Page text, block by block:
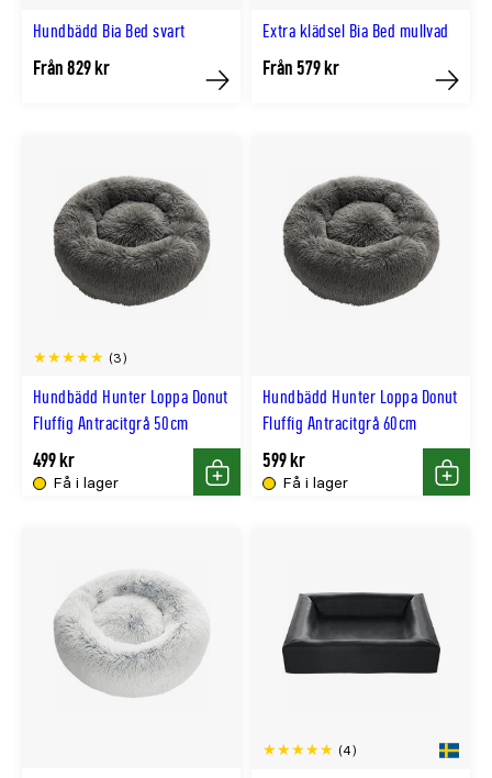
Hundbädd Bia Bed svart
Från 829 kr
Köp
Extra klädsel Bia Bed mullvad
Från 579 kr
Köp
Hundbädd Hunter Loppa Donut
Fluffig Antracitgrå 50cm
(3)
Få i lager
499 kr
Köp
Hundbädd Hunter Loppa Donut
Fluffig Antracitgrå 60cm
Få i lager
599 kr
Köp
(4)